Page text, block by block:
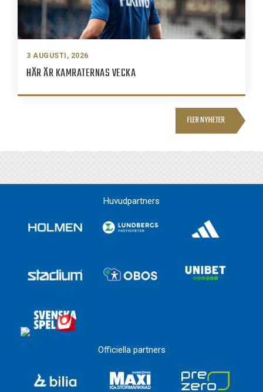
3 AUGUSTI, 2026
HÄR ÄR KAMRATERNAS VECKA
FLER NYHETER
Huvudpartners
Officiella partners